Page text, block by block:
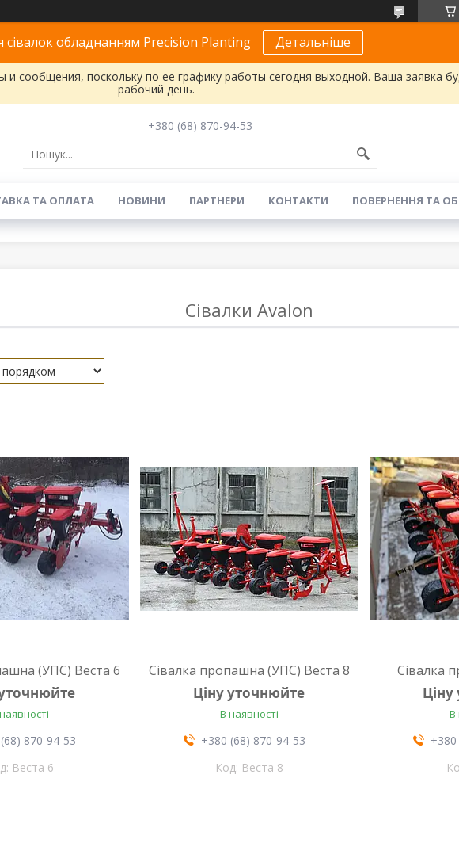
обладнанням Precision Planting Детальніше
сообщения, поскольку по ее графику работы сегодня выходной. Ваша заявка
рабочий день.
+380 (68) 870-94-53
ТА ОПЛАТА НОВИНИ ПАРТНЕРИ КОНТАКТИ ПОВЕРНЕННЯ ТА
Сівалки Avalon
(УПС) Веста 6
870-94-53
Веста 6
Сівалка пропашна (УПС) Веста 8
Ціну уточнюйте
В наявності
+380 (68) 870-94-53
Веста 8
Сівалка
В